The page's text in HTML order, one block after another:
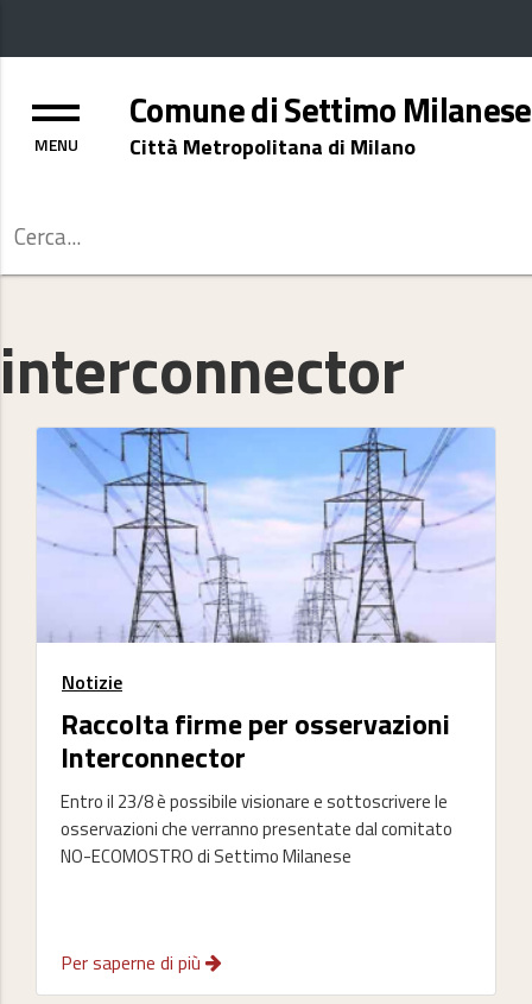
Menu Comune di Settimo Milanese
Città Metropolitana di Milano
interconnector
Notizie
Raccolta firme per osservazioni
Interconnector
Entro il 23/8 è possibile visionare e sottoscrivere le
osservazioni che verranno presentate dal comitato
NO-ECOMOSTRO di Settimo Milanese
Per saperne di più